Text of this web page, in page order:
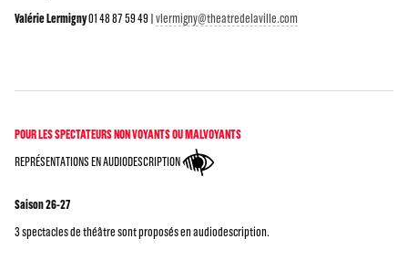
Valérie Lermigny01 48 87 59 49 |vlermigny@theatredelaville.com
POUR LES SPECTATEURS NON VOYANTS OU MALVOYANTS
REPRÉSENTATIONS EN AUDIODESCRIPTION
Saison 26-27
3 spectacles de théâtre sont proposés en audiodescription.